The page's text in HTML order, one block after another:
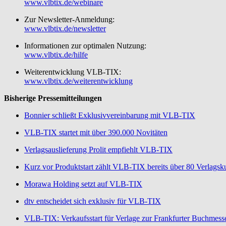
www.vlbtix.de/webinare
Zur Newsletter-Anmeldung:
www.vlbtix.de/newsletter
Informationen zur optimalen Nutzung:
www.vlbtix.de/hilfe
Weiterentwicklung VLB-TIX:
www.vlbtix.de/weiterentwicklung
Bisherige Pressemitteilungen
Bonnier schließt Exklusivvereinbarung mit VLB-TIX
VLB-TIX startet mit über 390.000 Novitäten
Verlagsauslieferung Prolit empfiehlt VLB-TIX
Kurz vor Produktstart zählt VLB-TIX bereits über 80
Morawa Holding setzt auf VLB-TIX
dtv entscheidet sich exklusiv für VLB-TIX
VLB-TIX: Verkaufsstart für Verlage zur Frankfurter